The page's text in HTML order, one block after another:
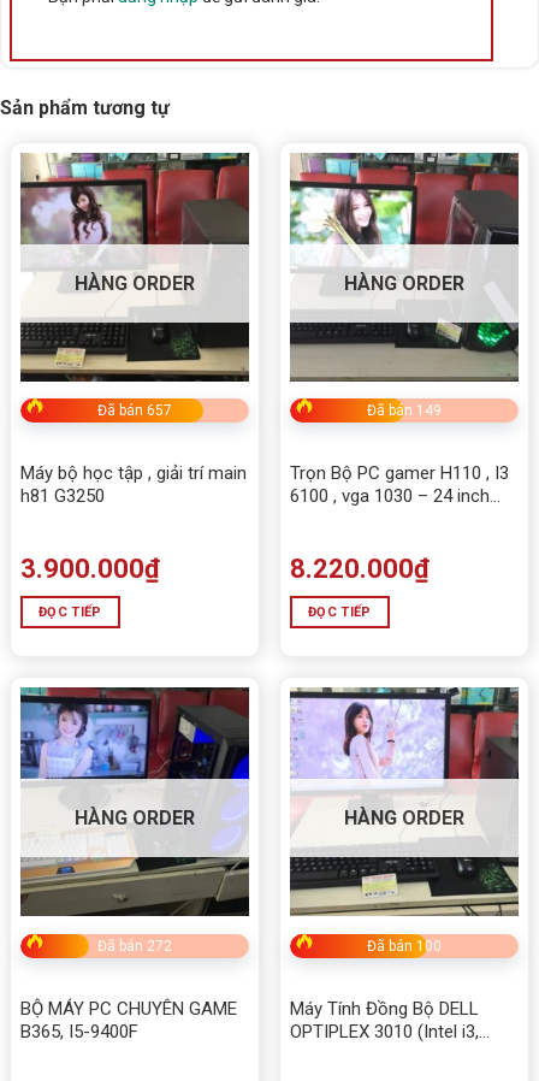
Ưu đãi nâng cấp thêm
1 thanh RAM 32GB
Tùy biến linh kiện theo yêu cầu, hỗ trợ nâng cấp linh
hoạt theo mục đích sử dụng
Chính sách bảo hành – Hậu mãi
Case, Nguồn, SSD, Tản nhiệt: Mới 100%,bảo hành
36 tháng
Hỗ trợ cài đặt phần mềm, hệ điều hành, giả lập miễn
phí
Giao hàng tận nơi – hỗ trợ kiểm tra máy trực tiếp tại
shop
Liên hệ mua hàng PC chuyên giả lập đồ họa game
Sản phẩm tương tự
HÀNG ORDER
Đã bán 657
Máy bộ học tập , giải trí main
h81 G3250
3.900.000₫
ĐỌC TIẾP
HÀNG ORDER
Đã bán 149
Trọn Bộ PC gamer H110 , I3
6100 , vga 1030 – 24 inch
8.220.000₫
ĐỌC TIẾP
HÀNG ORDER
Đã bán 272
BỘ MÁY PC CHUYÊN GAME
B365, I5-9400F
HÀNG ORDER
Đã bán 100
Máy Tính Đồng Bộ DELL
OPTIPLEX 3010 (Intel i3,